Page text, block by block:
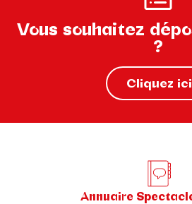
Vous souhaitez
?
Cliquez ici
Annuaire